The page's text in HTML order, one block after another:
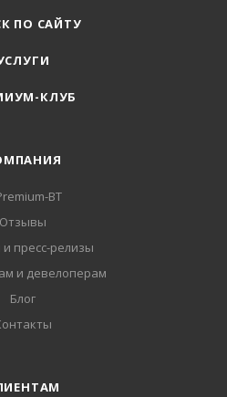
ПО САЙТУ
КЛУБ
BT
Отзывы
и пресс-релизы
и девелоперам
Блог